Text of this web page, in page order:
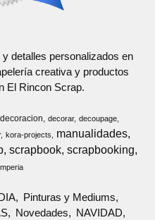
detalles personalizados en
creativa y productos
El Rincon Scrap.
decoracion decorar
decoupage
kora-projects manualidades
scrapbook scrapbooking
Pinturas y Mediums
Novedades
NAVIDAD